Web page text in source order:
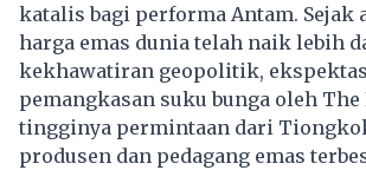
katalis bagi performa Antam. Sejak
harga emas dunia telah naik lebih
kekhawatiran geopolitik,
pemangkasan suku bunga oleh The
tingginya permintaan dari
produsen dan pedagang emas